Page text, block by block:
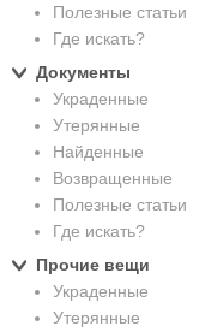
Полезные статьи
Где искать?
Документы
Украденные
Утерянные
Найденные
Возвращенные
Полезные статьи
Где искать?
Прочие вещи
Украденные
Утерянные